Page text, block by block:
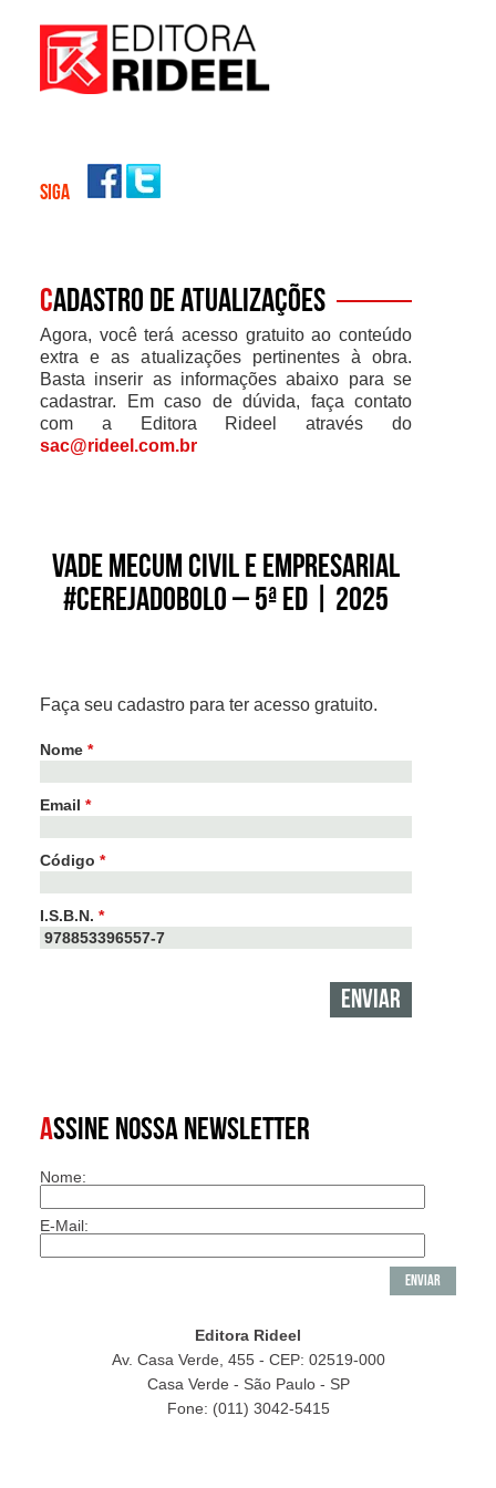
SIGA
Cadastro de atualizações
Agora, você terá acesso gratuito ao conteúdo
extra e as atualizações pertinentes à obra.
Basta inserir as informações abaixo para se
cadastrar. Em caso de dúvida, faça contato
com a Editora Rideel através do
sac@rideel.com.br
Vade Mecum Civil e Empresarial
#Cerejadobolo – 5ª ed | 2025
Faça seu cadastro para ter acesso gratuito.
Nome *
Email *
Código *
I.S.B.N. *
ASSINE NOSSA NEWSLETTER
Nome:
E-Mail:
Editora Rideel
Av. Casa Verde, 455 - CEP: 02519-000
Casa Verde - São Paulo - SP
Fone: (011) 3042-5415